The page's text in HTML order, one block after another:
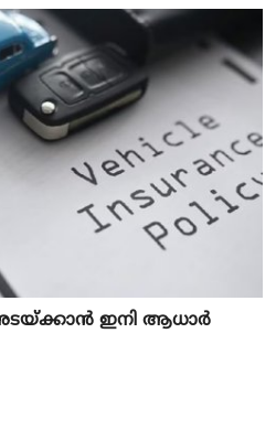
ഇനി ആധാര്‍